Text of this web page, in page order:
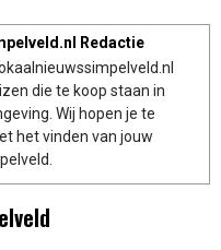
Redactie
die te koop staan in
Wij hopen je te
het vinden van jouw